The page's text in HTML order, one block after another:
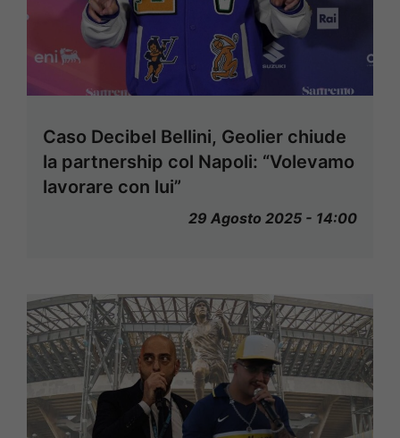
Caso Decibel Bellini, Geolier chiude
la partnership col Napoli: “Volevamo
lavorare con lui”
29 Agosto 2025 - 14:00